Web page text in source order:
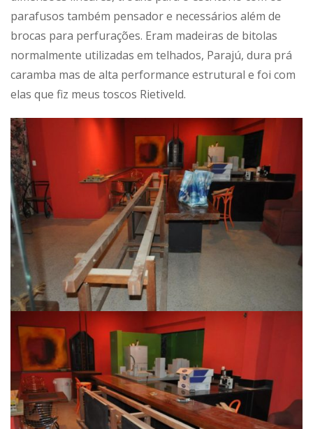
parafusos também pensador e necessários além de
brocas para perfurações. Eram madeiras de bitolas
normalmente utilizadas em telhados, Parajú, dura prá
caramba mas de alta performance estrutural e foi com
elas que fiz meus toscos Rietiveld.